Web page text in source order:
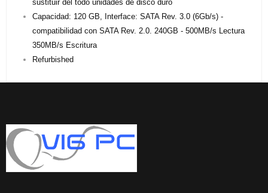
sustituir del todo unidades de disco duro
Capacidad: 120 GB, Interface: SATA Rev. 3.0 (6Gb/s) -
compatibilidad con SATA Rev. 2.0. 240GB - 500MB/s Lectura
350MB/s Escritura
Refurbished